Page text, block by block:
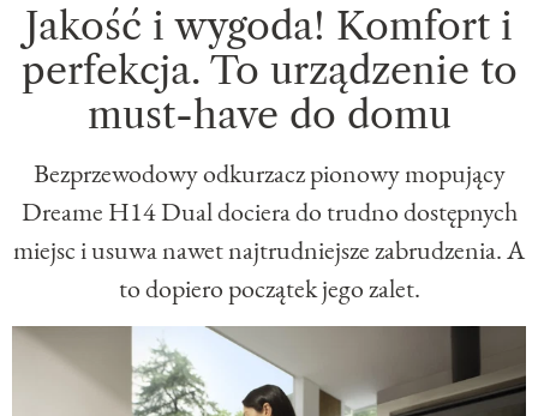
Jakość i wygoda! Komfort i
perfekcja. To urządzenie to
must-have do domu
Bezprzewodowy odkurzacz pionowy mopujący
Dreame H14 Dual dociera do trudno dostępnych
miejsc i usuwa nawet najtrudniejsze zabrudzenia. A
to dopiero początek jego zalet.